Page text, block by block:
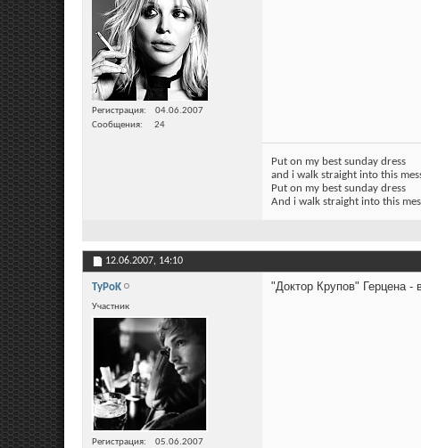
Регистрация
04.06.2007
Сообщения
24
Put on my best sunday dress
and i walk straight into this
Put on my best sunday dress
And i walk straight into this
12.06.2007, 14:10
TyPoK
Участник
Регистрация
05.06.2007
"Доктор Крупов" Герцена -